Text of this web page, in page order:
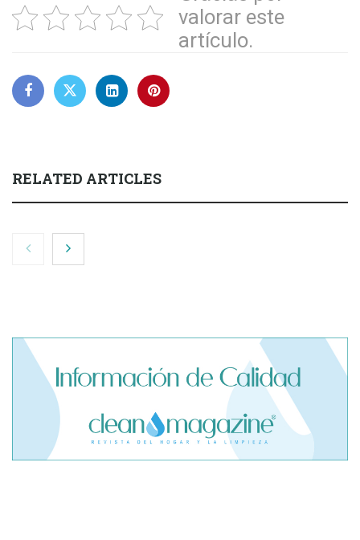
valorar este
artículo.
RELATED ARTICLES
El cofundador de Noctorial adquiere Amadeux para